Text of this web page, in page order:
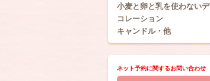
小麦と卵と乳を使わないデ
コレーション
キャンドル・他
ネット予約に関するお問い合わせ